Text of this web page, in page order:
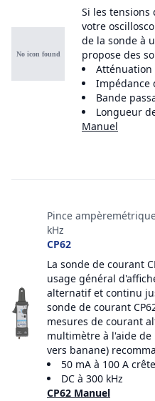
Si les tensions
votre
de la sonde à
propose des
Atténuation
Impédance
Bande
Longueur
Manuel
Pince
kHz
CP62
La sonde de courant
usage général
alternatif et continu
sonde de courant
mesures de courant
multimètre à l'aide de
vers banane)
50 mA à 100 A crête
DC à 300 kHz
CP62 Manuel